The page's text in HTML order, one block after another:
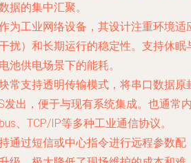
据的集中汇聚。
作为工业网络设备，其设计注重环境适
扰）和长期运行的稳定性。支持休眠
池供电场景下的能耗。
块常支持透明传输模式，将串口数据原
发出，便于与现有系统集成。也通常
、TCP/IP等多种工业通信协议。
持通过短信或中心指令进行远程参数配